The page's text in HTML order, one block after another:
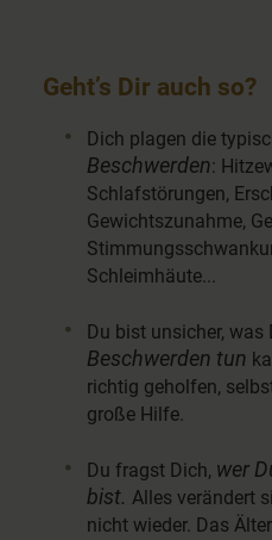
Geht’s Dir auch so?
Dich plagen die
Beschwerden:
Schlafstörungen,
Gewichtszunahme,
Schleimhäute...
Du bist unsicher, was
Beschwerden tun
richtig geholfen,
große Hilfe.
Du fragst Dich, wer
bist. Alles verändert
nicht wieder. Das